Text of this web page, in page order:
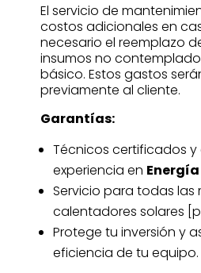
El servicio de
costos adicionales en
necesario el reemplazo
insumos no
básico. Estos gastos
previamente al cliente.
Garantías:
Técnicos certificados
experiencia en
Servicio para todas las
calentadores solares
Protege tu inversión y
eficiencia de tu equipo.